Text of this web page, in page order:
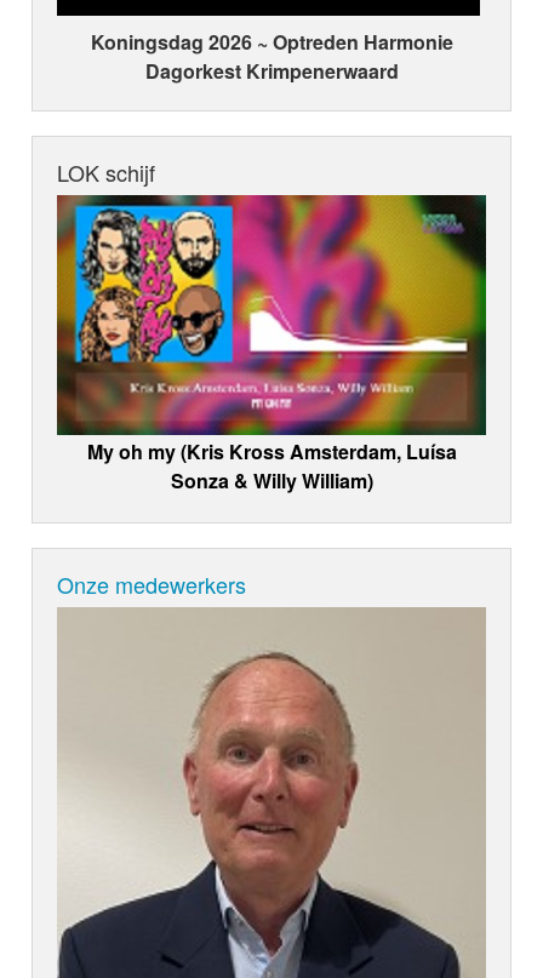
Koningsdag 2026 ~ Optreden Harmonie
Dagorkest Krimpenerwaard
LOK schijf
My oh my (Kris Kross Amsterdam, Luísa
Sonza & Willy William)
Onze medewerkers